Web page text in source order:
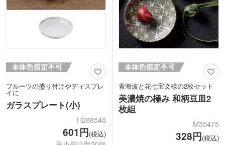
フルーツの盛り付けやディスプレ
イに
ガラスプレート(小)
H288548
601円(税込)
青海波と花七宝文様の2枚セット
美濃焼の極み 和柄豆皿2
枚組
M35475
328円(税込)